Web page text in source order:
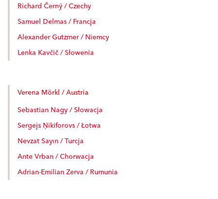
Richard Černý / Czechy
Samuel Delmas / Francja
Alexander Gutzmer / Niemcy
Lenka Kavčič / Słowenia
Verena Mörkl / Austria
Sebastian Nagy / Słowacja
Sergejs Ņikiforovs / Łotwa
Nevzat Sayın / Turcja
Ante Vrban / Chorwacja
Adrian-Emilian Zerva / Rumunia